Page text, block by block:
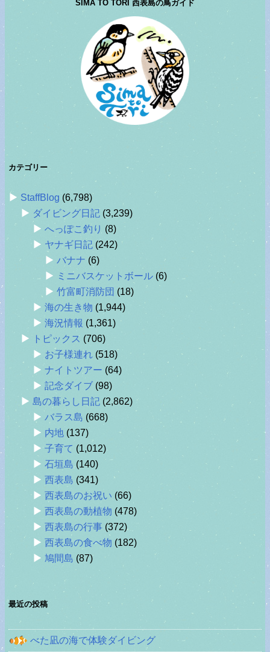
SIMA TO TORI 西表島の鳥ガイド
カテゴリー
StaffBlog (6,798)
ダイビング日記 (3,239)
へっぽこ釣り (8)
ヤナギ日記 (242)
バナナ (6)
ミニバスケットボール (6)
竹富町消防団 (18)
海の生き物 (1,944)
海況情報 (1,361)
トピックス (706)
お子様連れ (518)
ナイトツアー (64)
記念ダイブ (98)
島の暮らし日記 (2,862)
バラス島 (668)
内地 (137)
子育て (1,012)
石垣島(140)
西表島 (341)
西表島のお祝い (66)
西表島の動植物 (478)
西表島の行事 (372)
西表島の食べ物 (182)
鳩間島 (87)
最近の投稿
べた凪の海で体験ダイビング